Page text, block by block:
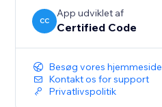
CC
App udviklet af
Certified Code
Besøg vores hjemmeside
Kontakt os for support
Privatlivspolitik